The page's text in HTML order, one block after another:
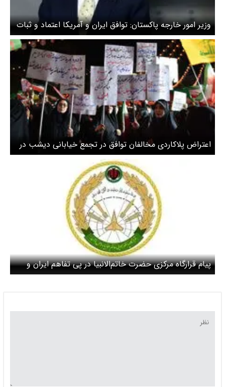
وزیر امور خارجه پاکستان: توافق ایران و آمریکا اعتماد و ثبات
را برای بازارهای جهانی فراهم می کند
اعتراض پلاکاردی مخالفان توافق در تجمع خیابانی دیشب در
تهران + عکس
پیام قرارگاه مرکزی حضرت خاتم‌الانبیا در پی تفاهم ایران و
آمریکا / ایران ثابت کرد آمریکا و اسرائیل راهی جز تسلیم